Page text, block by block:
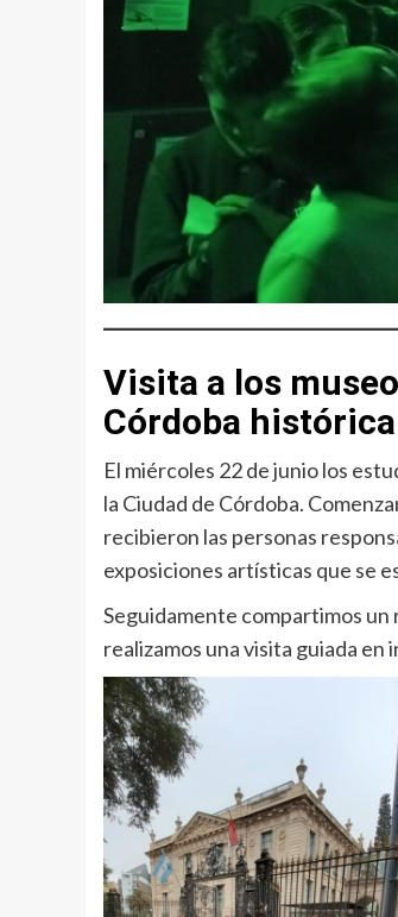
Visita a los
Córdoba
El miércoles 22 de junio los
la Ciudad de Córdoba.
recibieron las personas
exposiciones artísticas que se
Seguidamente compartimos un
realizamos una visita guiada